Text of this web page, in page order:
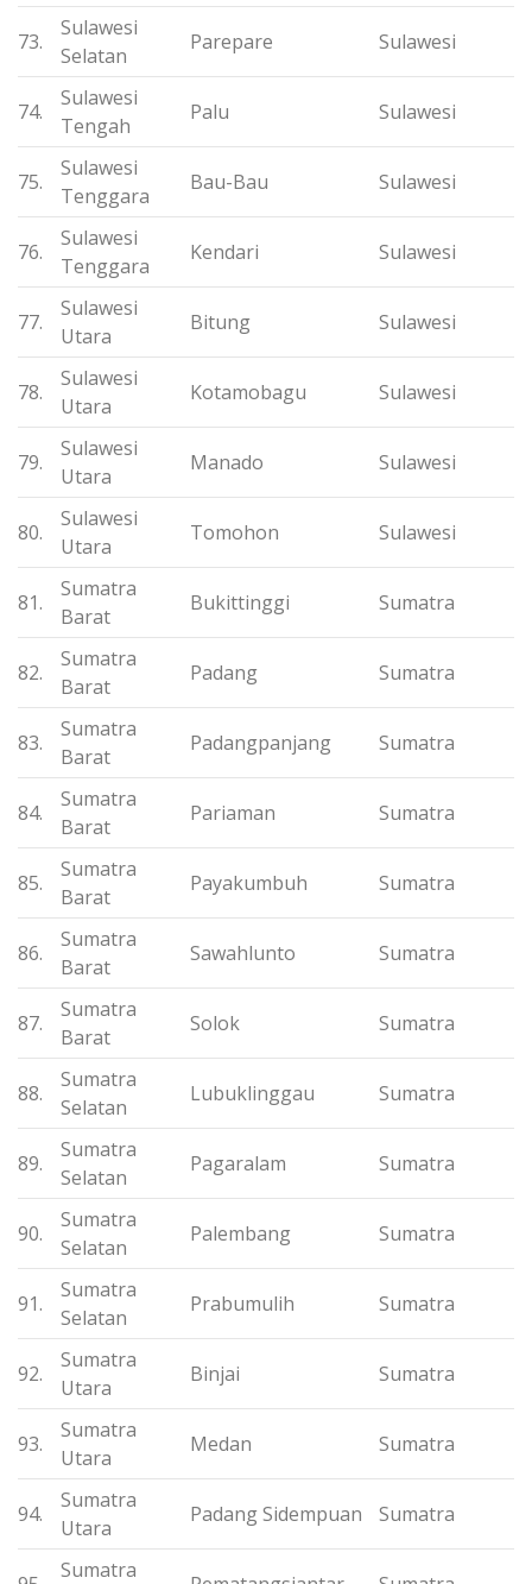
73.
Sulawesi
Selatan
Parepare Sulawesi
74.
Sulawesi
Tengah
Palu Sulawesi
75.
Sulawesi
Tenggara
Bau-Bau Sulawesi
76.
Sulawesi
Tenggara
Kendari Sulawesi
77.
Sulawesi
Utara
Bitung Sulawesi
78.
Sulawesi
Utara
Kotamobagu Sulawesi
79.
Sulawesi
Utara
Manado Sulawesi
80.
Sulawesi
Utara
Tomohon Sulawesi
81.
Sumatra
Barat
Bukittinggi Sumatra
82.
Sumatra
Barat
Padang Sumatra
83.
Sumatra
Barat
Padangpanjang Sumatra
84.
Sumatra
Barat
Pariaman Sumatra
85.
Sumatra
Barat
Payakumbuh Sumatra
86.
Sumatra
Barat
Sawahlunto Sumatra
87.
Sumatra
Barat
Solok Sumatra
88.
Sumatra
Selatan
Lubuklinggau Sumatra
89.
Sumatra
Selatan
Pagaralam Sumatra
90.
Sumatra
Selatan
Palembang Sumatra
91.
Sumatra
Selatan
Prabumulih Sumatra
92.
Sumatra
Utara
Binjai Sumatra
93.
Sumatra
Utara
Medan Sumatra
94.
Sumatra
Utara
Padang Sidempuan Sumatra
Sumatra